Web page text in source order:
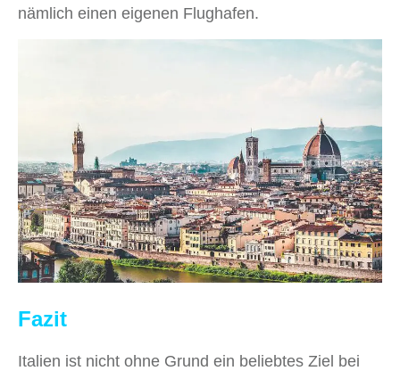
nämlich einen eigenen Flughafen.
Fazit
Italien ist nicht ohne Grund ein beliebtes Ziel bei